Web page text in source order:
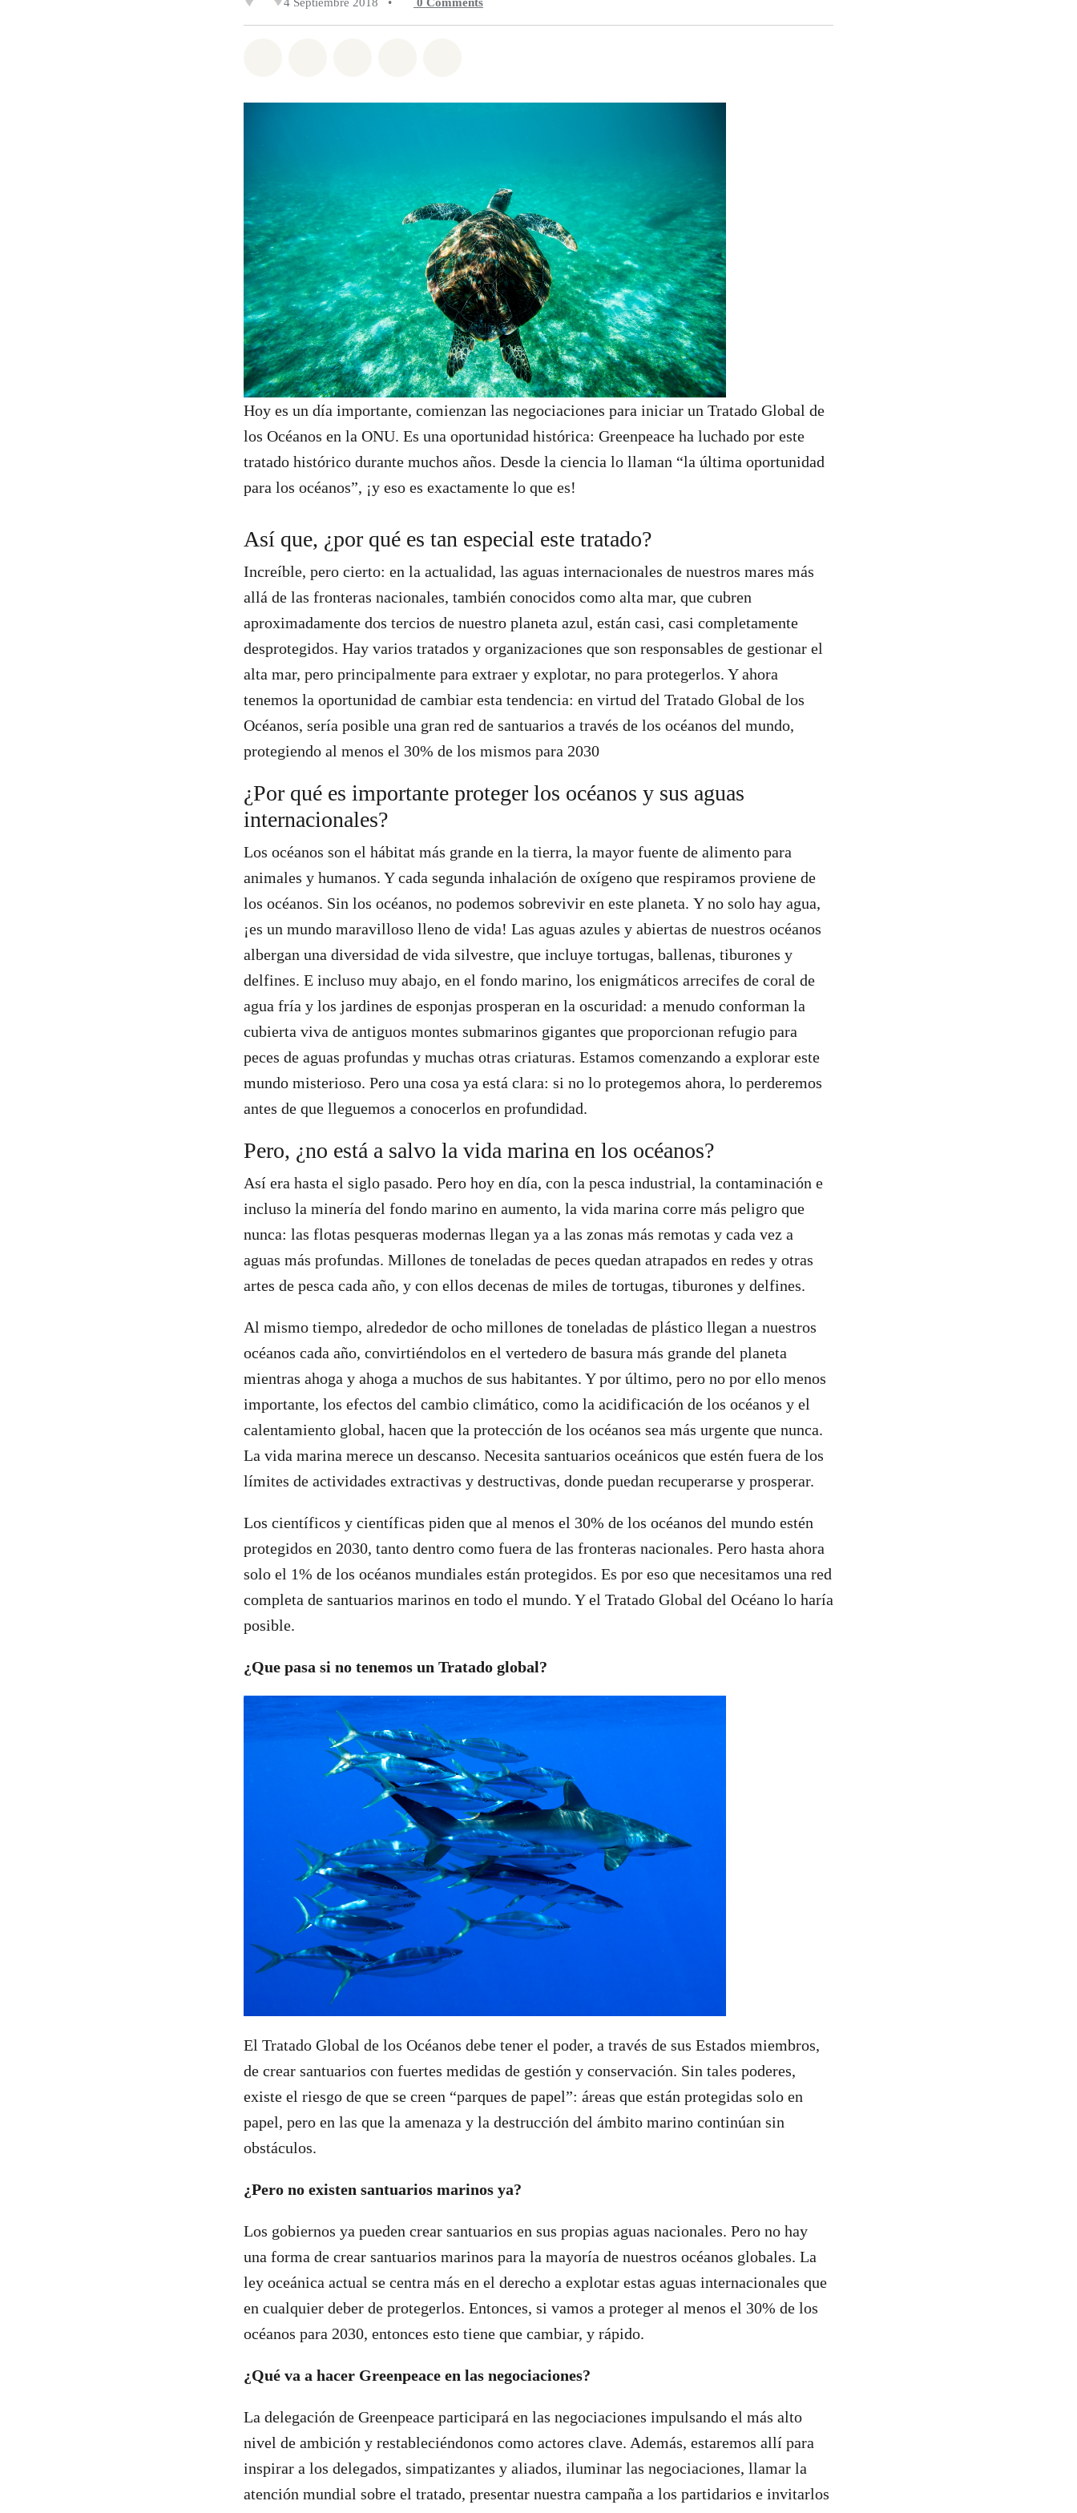
Hoy es un día importante, comienzan las negociaciones para iniciar un Tratado Global de
los Océanos en la ONU. Es una oportunidad histórica: Greenpeace ha luchado por este
tratado histórico durante muchos años. Desde la ciencia lo llaman “la última oportunidad
para los océanos”, ¡y eso es exactamente lo que es!
Así que, ¿por qué es tan especial este tratado?
Increíble, pero cierto: en la actualidad, las aguas internacionales de nuestros mares más
allá de las fronteras nacionales, también conocidos como alta mar, que cubren
aproximadamente dos tercios de nuestro planeta azul, están casi, casi completamente
desprotegidos. Hay varios tratados y organizaciones que son responsables de gestionar el
alta mar, pero principalmente para extraer y explotar, no para protegerlos. Y ahora
tenemos la oportunidad de cambiar esta tendencia: en virtud del Tratado Global de los
Océanos, sería posible una gran red de santuarios a través de los océanos del mundo,
protegiendo al menos el 30% de los mismos para 2030
¿Por qué es importante proteger los océanos y sus aguas
internacionales?
Los océanos son el hábitat más grande en la tierra, la mayor fuente de alimento para
animales y humanos. Y cada segunda inhalación de oxígeno que respiramos proviene de
los océanos. Sin los océanos, no podemos sobrevivir en este planeta. Y no solo hay agua,
¡es un mundo maravilloso lleno de vida! Las aguas azules y abiertas de nuestros océanos
albergan una diversidad de vida silvestre, que incluye tortugas, ballenas, tiburones y
delfines. E incluso muy abajo, en el fondo marino, los enigmáticos arrecifes de coral de
agua fría y los jardines de esponjas prosperan en la oscuridad: a menudo conforman la
cubierta viva de antiguos montes submarinos gigantes que proporcionan refugio para
peces de aguas profundas y muchas otras criaturas. Estamos comenzando a explorar este
mundo misterioso. Pero una cosa ya está clara: si no lo protegemos ahora, lo perderemos
antes de que lleguemos a conocerlos en profundidad.
Pero, ¿no está a salvo la vida marina en los océanos?
Así era hasta el siglo pasado. Pero hoy en día, con la pesca industrial, la contaminación e
incluso la minería del fondo marino en aumento, la vida marina corre más peligro que
nunca: las flotas pesqueras modernas llegan ya a las zonas más remotas y cada vez a
aguas más profundas. Millones de toneladas de peces quedan atrapados en redes y otras
artes de pesca cada año, y con ellos decenas de miles de tortugas, tiburones y delfines.
Al mismo tiempo, alrededor de ocho millones de toneladas de plástico llegan a nuestros
océanos cada año, convirtiéndolos en el vertedero de basura más grande del planeta
mientras ahoga y ahoga a muchos de sus habitantes. Y por último, pero no por ello menos
importante, los efectos del cambio climático, como la acidificación de los océanos y el
calentamiento global, hacen que la protección de los océanos sea más urgente que nunca.
La vida marina merece un descanso. Necesita santuarios oceánicos que estén fuera de los
límites de actividades extractivas y destructivas, donde puedan recuperarse y prosperar.
Los científicos y científicas piden que al menos el 30% de los océanos del mundo estén
protegidos en 2030, tanto dentro como fuera de las fronteras nacionales. Pero hasta ahora
solo el 1% de los océanos mundiales están protegidos. Es por eso que necesitamos una red
completa de santuarios marinos en todo el mundo. Y el Tratado Global del Océano lo haría
posible.
¿Que pasa si no tenemos un Tratado global?
El Tratado Global de los Océanos debe tener el poder, a través de sus Estados miembros,
de crear santuarios con fuertes medidas de gestión y conservación. Sin tales poderes,
existe el riesgo de que se creen “parques de papel”: áreas que están protegidas solo en
papel, pero en las que la amenaza y la destrucción del ámbito marino continúan sin
obstáculos.
¿Pero no existen santuarios marinos ya?
Los gobiernos ya pueden crear santuarios en sus propias aguas nacionales. Pero no hay
una forma de crear santuarios marinos para la mayoría de nuestros océanos globales. La
ley oceánica actual se centra más en el derecho a explotar estas aguas internacionales que
en cualquier deber de protegerlos. Entonces, si vamos a proteger al menos el 30% de los
océanos para 2030, entonces esto tiene que cambiar, y rápido.
¿Qué va a hacer Greenpeace en las negociaciones?
La delegación de Greenpeace participará en las negociaciones impulsando el más alto
nivel de ambición y restableciéndonos como actores clave. Además, estaremos allí para
inspirar a los delegados, simpatizantes y aliados, iluminar las negociaciones, llamar la
atención mundial sobre el tratado, presentar nuestra campaña a los partidarios e invitarlos